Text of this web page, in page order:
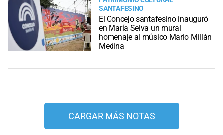
SANTAFESINO
El Concejo santafesino inauguró
en María Selva un mural
homenaje al músico Mario Millán
Medina
CARGAR MÁS NOTAS